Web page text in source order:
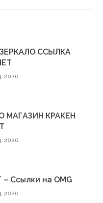
ССЫЛКА
2020
МАГАЗИН КРАКЕН
2020
Ссылки на OMG
2020